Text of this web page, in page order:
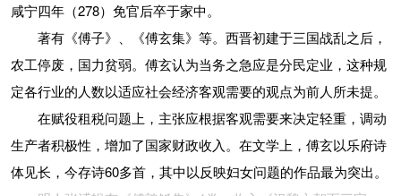
咸宁四年（278）免官后卒于家中。
著有《傅子》、《傅玄集》等。西晋初建于三国战乱之后，
农工停废，国力贫弱。傅玄认为当务之急应是分民定业，这种规
定各行业的人数以适应社会经济客观需要的观点为前人所未提。
在赋役租税问题上，主张应根据客观需要来决定轻重，调动
生产者积极性，增加了国家财政收入。在文学上，傅玄以乐府诗
体见长，今存诗60多首，其中以反映妇女问题的作品最为突出。